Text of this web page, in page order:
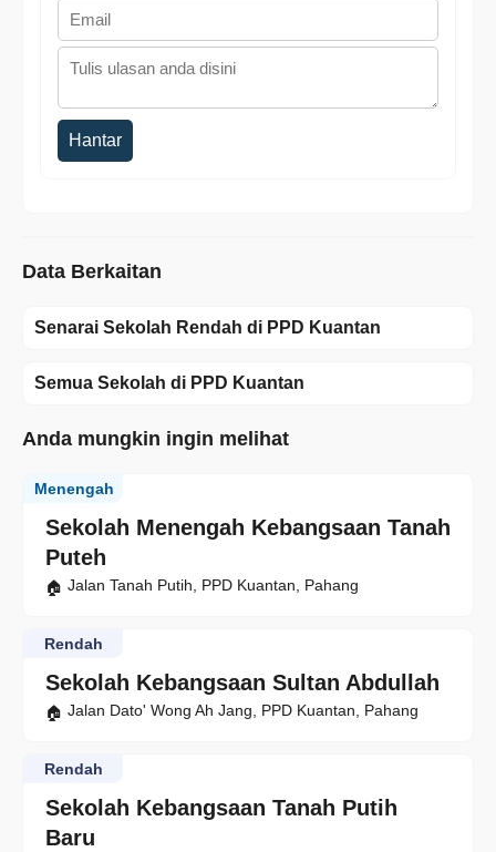
Hantar
Data Berkaitan
Senarai Sekolah Rendah di PPD Kuantan
Semua Sekolah di PPD Kuantan
Anda mungkin ingin melihat
Sekolah Menengah Kebangsaan Tanah
Puteh
Menengah
Jalan Tanah Putih, PPD Kuantan, Pahang
Sekolah Kebangsaan Sultan Abdullah
Rendah
Jalan Dato' Wong Ah Jang, PPD Kuantan, Pahang
Sekolah Kebangsaan Tanah Putih
Baru
Rendah